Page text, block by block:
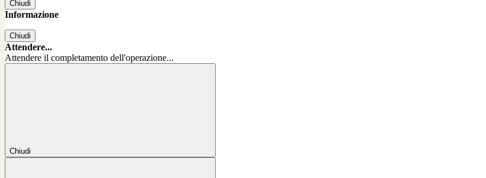
Chiudi
Informazione
Chiudi
Attendere...
Attendere il completamento dell'operazione...
Chiudi